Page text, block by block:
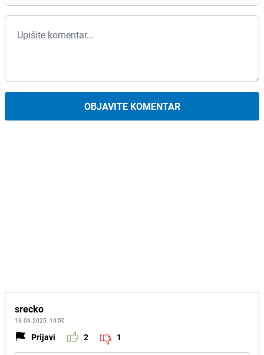
OBJAVITE KOMENTAR
srecko
13.06.2025. 10:50
Prijavi 2 1